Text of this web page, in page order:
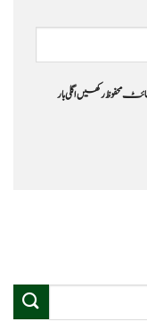
رکھیں اگلی بار